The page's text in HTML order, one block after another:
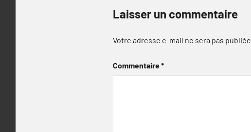
Laisser un commentaire
Votre adresse e-mail ne sera pas publiée.
Commentaire*